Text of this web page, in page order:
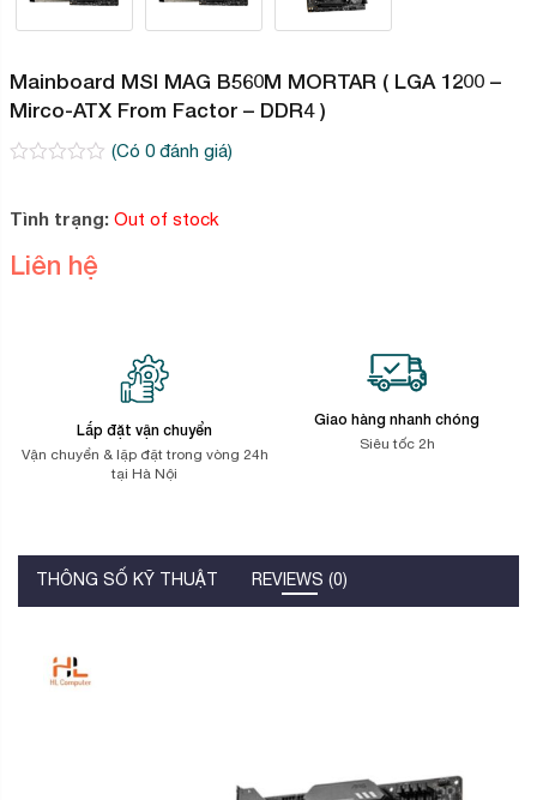
Mainboard MSI MAG B560M MORTAR ( LGA 1200 –
Mirco-ATX From Factor – DDR4 )
5
đánh
(Có 0đánh giá)
Tình trạng: Out of stock
Liên hệ
Lắp đặt vận chuyển
Vận chuyển & lặp đặt trong vòng 24h
tại Hà Nội
Giao hàng nhanh chóng
Siêu tốc 2h
THÔNG SỐ KỸ THUẬT REVIEWS (0)